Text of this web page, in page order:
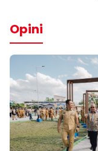
Opini